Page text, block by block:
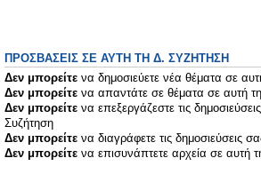
ΠΡΟΣΒΆΣΕΙΣ ΣΕ ΑΥΤΉ ΤΗ Δ. ΣΥΖΉΤΗΣΗ
Δεν μπορείτε να δημοσιεύετε νέα θέματα σε
Δεν μπορείτε να απαντάτε σε θέματα σε αυτή
Δεν μπορείτε να επεξεργάζεστε τις
Συζήτηση
Δεν μπορείτε να διαγράφετε τις δημοσιεύσεις
Δεν μπορείτε να επισυνάπτετε αρχεία σε αυτή